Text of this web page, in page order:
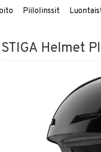
Piilolinssit
STIGA Helmet